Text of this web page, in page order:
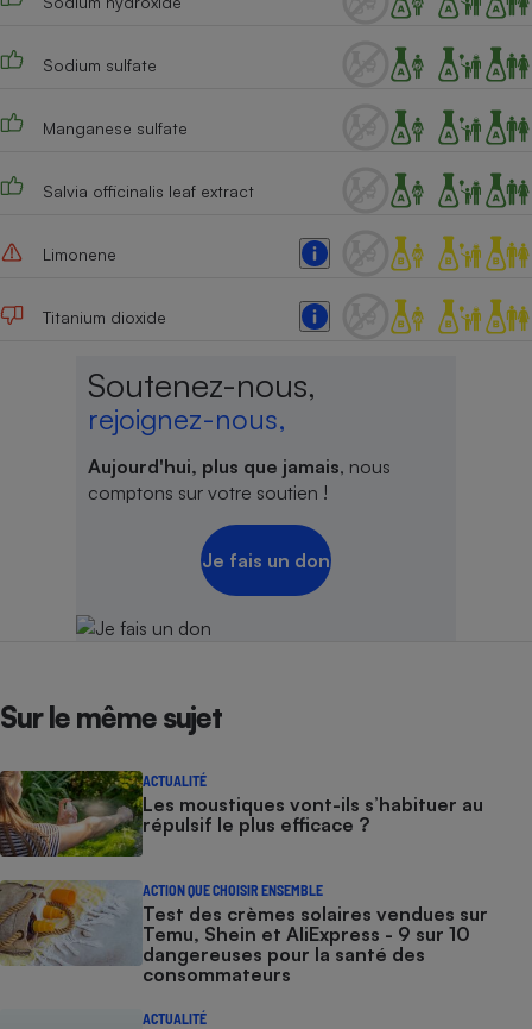
Sodium sulfate
Manganese sulfate
Salvia officinalis leaf extract
Limonene
Titanium dioxide
Soutenez-nous,
rejoignez-nous,
Aujourd'hui, plus que jamais, nous
comptons sur votre soutien !
Je fais un don
Sur le même sujet
ACTUALITÉ
Les moustiques vont-ils s’habituer au
répulsif le plus efficace ?
ACTION QUE CHOISIR ENSEMBLE
Test des crèmes solaires vendues sur
Temu, Shein et AliExpress - 9 sur 10
dangereuses pour la santé des
consommateurs
ACTUALITÉ